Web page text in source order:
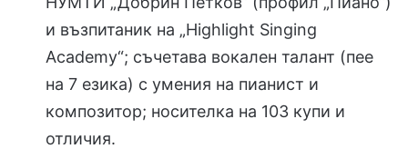
и възпитаник на „Highlight Singing
Academy“; съчетава вокален талант (пее
на 7 езика) с умения на пианист и
композитор; носителка на 103 купи и
отличия.